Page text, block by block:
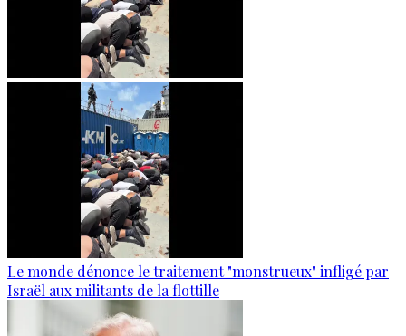
Le monde dénonce le traitement "monstrueux" infligé par
Israël aux militants de la flottille